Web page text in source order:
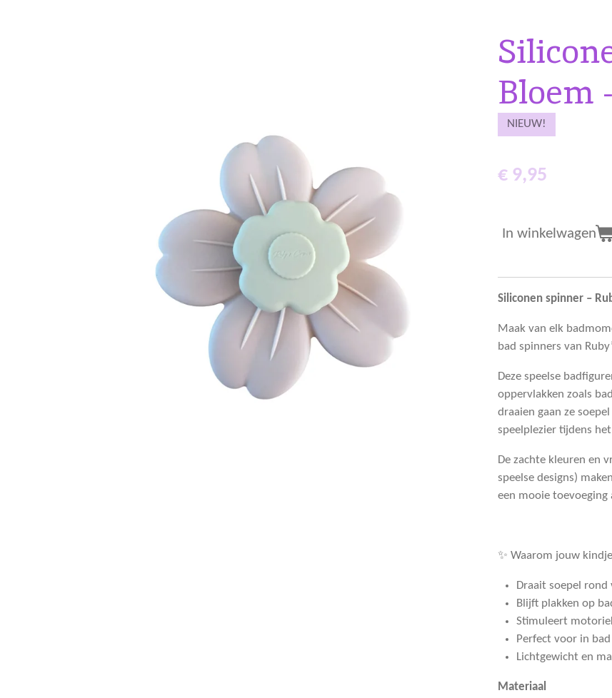
Bloem
NIEUW!
€ 9,95
In winkelwagen
Siliconen spinner –
Maak van elk
bad spinners van
Deze speelse
oppervlakken zoals
draaien gaan ze
speelplezier tijdens
De zachte kleuren en
speelse designs)
een mooie
✨ Waarom jouw
Draait soepel
Blijft plakken op
Stimuleert
Perfect voor in
Lichtgewicht en
Materiaal